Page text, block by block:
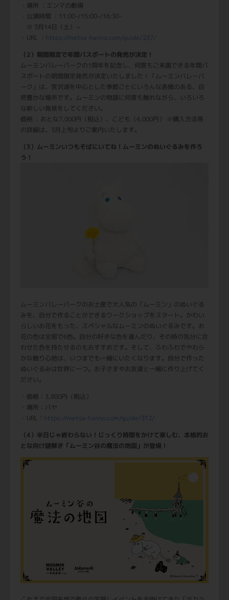
・場所 ：エンマの劇場
・公演時間 ：11:00-/15:00-/16:30-
※ 3月14日（土）～
・URL ： https://metsa-hanno.com/guide/237/
（2）期間限定で年間パスポートの発売が決定！
ムーミンバレーパークの1周年を記念し、何度もご来園できる年間パ
スポートの期間限定発売が決定いたしました！「ムーミンバレーパ
ーク」は、宮沢湖を中心とした季節ごとにいろんな表情のある、自
然豊かな場所です。ムーミンの物語に何度も触れながら、いろいろ
な新しい発見をしてください。
価格 ：おとな7,000円（税込）、こども（4,000円） ※購入方法等
の詳細は、3月上旬よりご案内いたします。
（3）ムーミンいつもそばにいてね！ムーミンのぬいぐるみを作ろ
う！
ムーミンバレーパークのお土産で大人気の「ムーミン」のぬいぐる
みを、自分で作ることができるワークショップをスタート。かわい
らしいお花をもった、スペシャルなムーミンのぬいぐるみです。お
花の色は全部で6色。自分の好きな色を選んだり、その時の気分に合
わせた色を持たせるのもおすすめです。そして、ふわふわでやわら
かな触り心地は、いつまでも一緒にいたくなります。自分で作った
ぬいぐるみは世界に一つ。お子さまやお友達と一緒に作り上げてく
ださい。
・価格：3,800円（税込）
・場所：パヤ
・URL： https://metsa-hanno.com/guide/312/
（4）半日じゃ終わらない！じっくり時間をかけて楽しむ、本格的お
とな向け謎解き「ムーミン谷の魔法の地図」が登場！